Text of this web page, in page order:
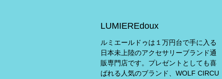
LUMIEREdoux
ルミエールドゥは１万円台で手に入る
日本未上陸のアクセサリーブランド通
販専門店です。プレゼントとしても喜
ばれる人気のブランド、WOLF CIRCU